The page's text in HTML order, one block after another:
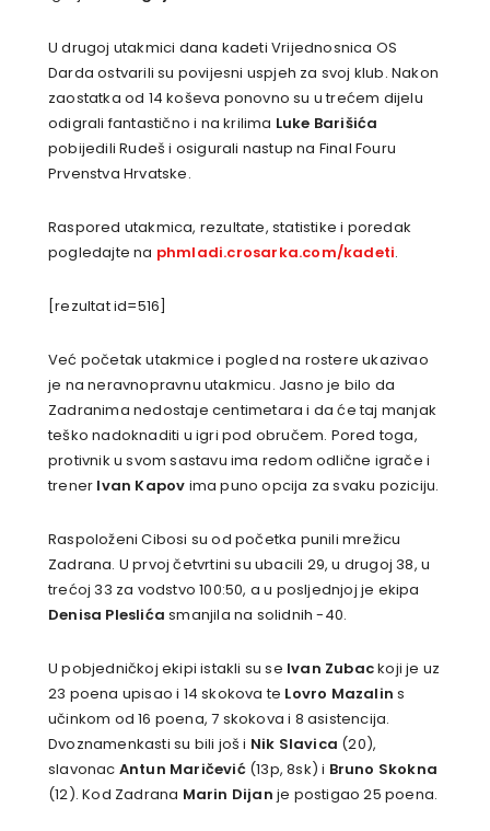
U drugoj utakmici dana kadeti Vrijednosnica OS
Darda ostvarili su povijesni uspjeh za svoj klub. Nakon
zaostatka od 14 koševa ponovno su u trećem dijelu
odigrali fantastično i na krilima Luke Barišića
pobijedili Rudeš i osigurali nastup na Final Fouru
Prvenstva Hrvatske.
Raspored utakmica, rezultate, statistike i poredak
pogledajte na phmladi.crosarka.com/kadeti.
[rezultat id=516]
Već početak utakmice i pogled na rostere ukazivao
je na neravnopravnu utakmicu. Jasno je bilo da
Zadranima nedostaje centimetara i da će taj manjak
teško nadoknaditi u igri pod obručem. Pored toga,
protivnik u svom sastavu ima redom odlične igrače i
trener Ivan Kapov ima puno opcija za svaku poziciju.
Raspoloženi Cibosi su od početka punili mrežicu
Zadrana. U prvoj četvrtini su ubacili 29, u drugoj 38, u
trećoj 33 za vodstvo 100:50, a u posljednjoj je ekipa
Denisa Pleslića smanjila na solidnih -40.
U pobjedničkoj ekipi istakli su se Ivan Zubackoji je uz
23 poena upisao i 14 skokova te Lovro Mazalin s
učinkom od 16 poena, 7 skokova i 8 asistencija.
Dvoznamenkasti su bili još i Nik Slavica (20),
slavonac Antun Maričević(13p, 8sk) i Bruno Skokna
(12). Kod Zadrana Marin Dijan je postigao 25 poena.